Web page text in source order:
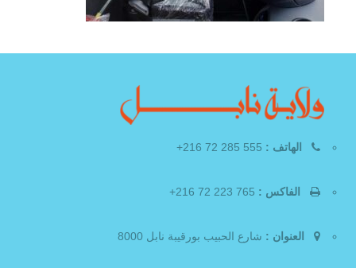
الهاتف :
الفاكس :
العنوان : شارع الحبيب بورقيبة نابل 8000